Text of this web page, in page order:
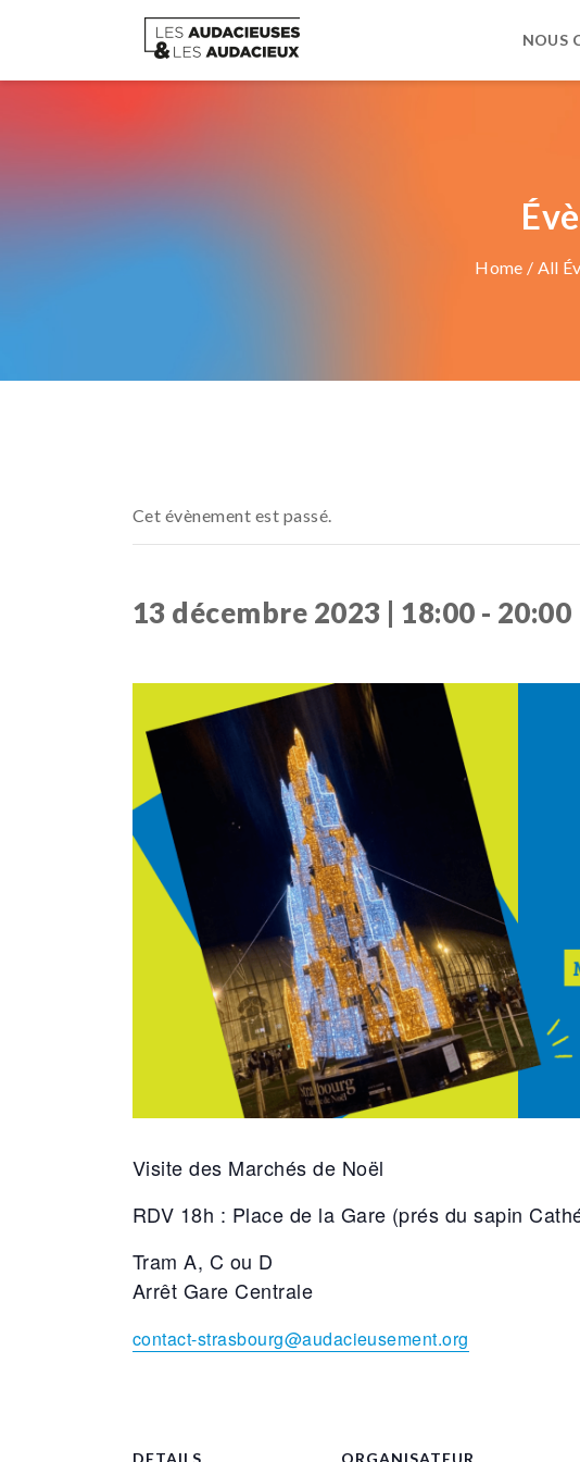
NOUS
Home / All
Cet évènement est passé.
13 décembre 2023 | 18:00 - 20:00
Visite des Marchés de Noël
RDV 18h : Place de la Gare (prés du sapin
Tram A, C ou D
Arrêt Gare Centrale
contact-strasbourg@audacieusement.org
DETAILS ORGANISATEUR